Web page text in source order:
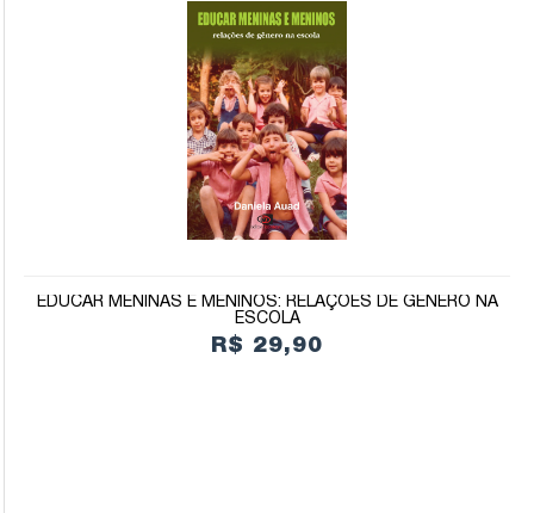
EDUCAR MENINAS E MENINOS: RELAÇÕES DE GÊNERO NA
ESCOLA
R$ 29,90